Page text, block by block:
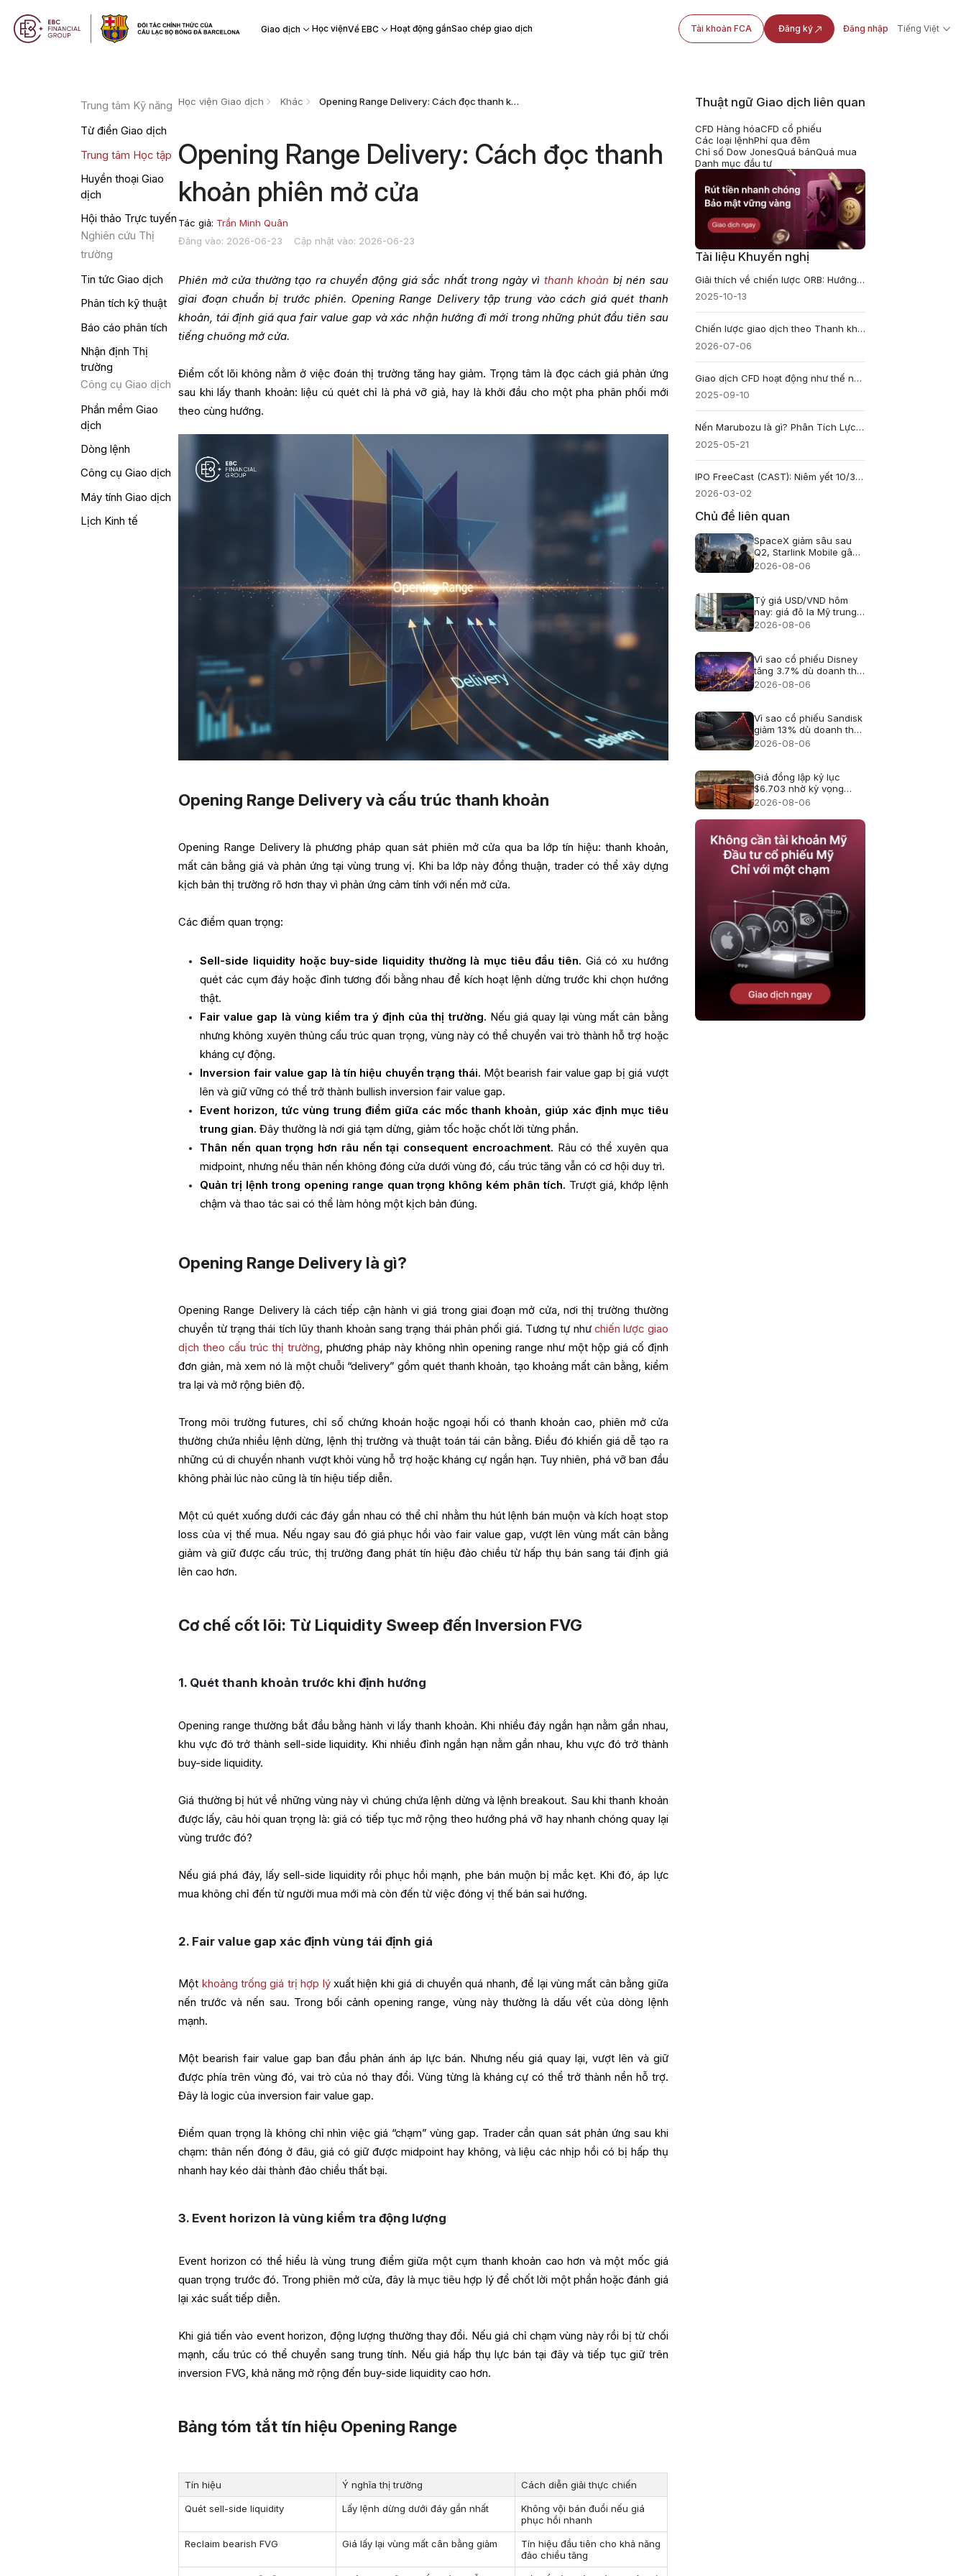
Giao dịch Học việnVề EBC Hoạt động gầnSao chép giao dịch Tài khoản FCA Đăng ký Đăng nhập Tiếng Việt
Trung tâm Kỹ năng
Từ điển Giao dịch
Trung tâm Học tập
Huyền thoại Giao
dịch
Hội thảo Trực tuyến
Nghiên cứu Thị
trường
Tin tức Giao dịch
Phân tích kỹ thuật
Báo cáo phân tích
Nhận định Thị
trường
Công cụ Giao dịch
Phần mềm Giao
dịch
Dòng lệnh
Công cụ Giao dịch
Máy tính Giao dịch
Lịch Kinh tế
Học viện Giao dịch Khác Opening Range Delivery: Cách đọc thanh khoản phiên mở cửa
Opening Range Delivery: Cách đọc thanh
khoản phiên mở cửa
Tác giả: Trần Minh Quân
Đăng vào: 2026-06-23
Cập nhật vào: 2026-06-23
Phiên mở cửa thường tạo ra chuyển động giá sắc nhất trong ngày vì thanh khoản bị nén sau
giai đoạn chuẩn bị trước phiên. Opening Range Delivery tập trung vào cách giá quét thanh
khoản, tái định giá qua fair value gap và xác nhận hướng đi mới trong những phút đầu tiên sau
tiếng chuông mở cửa.
Điểm cốt lõi không nằm ở việc đoán thị trường tăng hay giảm. Trọng tâm là đọc cách giá phản ứng
sau khi lấy thanh khoản: liệu cú quét chỉ là phá vỡ giả, hay là khởi đầu cho một pha phân phối mới
theo cùng hướng.
Opening Range Delivery và cấu trúc thanh khoản
Opening Range Delivery là phương pháp quan sát phiên mở cửa qua ba lớp tín hiệu: thanh khoản,
mất cân bằng giá và phản ứng tại vùng trung vị. Khi ba lớp này đồng thuận, trader có thể xây dựng
kịch bản thị trường rõ hơn thay vì phản ứng cảm tính với nến mở cửa.
Các điểm quan trọng:
Sell-side liquidity hoặc buy-side liquidity thường là mục tiêu đầu tiên. Giá có xu hướng
quét các cụm đáy hoặc đỉnh tương đối bằng nhau để kích hoạt lệnh dừng trước khi chọn hướng
thật.
Fair value gap là vùng kiểm tra ý định của thị trường. Nếu giá quay lại vùng mất cân bằng
nhưng không xuyên thủng cấu trúc quan trọng, vùng này có thể chuyển vai trò thành hỗ trợ hoặc
kháng cự động.
Inversion fair value gap là tín hiệu chuyển trạng thái. Một bearish fair value gap bị giá vượt
lên và giữ vững có thể trở thành bullish inversion fair value gap.
Event horizon, tức vùng trung điểm giữa các mốc thanh khoản, giúp xác định mục tiêu
trung gian. Đây thường là nơi giá tạm dừng, giảm tốc hoặc chốt lời từng phần.
Thân nến quan trọng hơn râu nến tại consequent encroachment. Râu có thể xuyên qua
midpoint, nhưng nếu thân nến không đóng cửa dưới vùng đó, cấu trúc tăng vẫn có cơ hội duy trì.
Quản trị lệnh trong opening range quan trọng không kém phân tích. Trượt giá, khớp lệnh
chậm và thao tác sai có thể làm hỏng một kịch bản đúng.
Opening Range Delivery là gì?
Opening Range Delivery là cách tiếp cận hành vi giá trong giai đoạn mở cửa, nơi thị trường thường
chuyển từ trạng thái tích lũy thanh khoản sang trạng thái phân phối giá. Tương tự như chiến lược giao
dịch theo cấu trúc thị trường, phương pháp này không nhìn opening range như một hộp giá cố định
đơn giản, mà xem nó là một chuỗi “delivery” gồm quét thanh khoản, tạo khoảng mất cân bằng, kiểm
tra lại và mở rộng biên độ.
Trong môi trường futures, chỉ số chứng khoán hoặc ngoại hối có thanh khoản cao, phiên mở cửa
thường chứa nhiều lệnh dừng, lệnh thị trường và thuật toán tái cân bằng. Điều đó khiến giá dễ tạo ra
những cú di chuyển nhanh vượt khỏi vùng hỗ trợ hoặc kháng cự ngắn hạn. Tuy nhiên, phá vỡ ban đầu
không phải lúc nào cũng là tín hiệu tiếp diễn.
Một cú quét xuống dưới các đáy gần nhau có thể chỉ nhằm thu hút lệnh bán muộn và kích hoạt stop
loss của vị thế mua. Nếu ngay sau đó giá phục hồi vào fair value gap, vượt lên vùng mất cân bằng
giảm và giữ được cấu trúc, thị trường đang phát tín hiệu đảo chiều từ hấp thụ bán sang tái định giá
lên cao hơn.
Cơ chế cốt lõi: Từ Liquidity Sweep đến Inversion FVG
1. Quét thanh khoản trước khi định hướng
Opening range thường bắt đầu bằng hành vi lấy thanh khoản. Khi nhiều đáy ngắn hạn nằm gần nhau,
khu vực đó trở thành sell-side liquidity. Khi nhiều đỉnh ngắn hạn nằm gần nhau, khu vực đó trở thành
buy-side liquidity.
Giá thường bị hút về những vùng này vì chúng chứa lệnh dừng và lệnh breakout. Sau khi thanh khoản
được lấy, câu hỏi quan trọng là: giá có tiếp tục mở rộng theo hướng phá vỡ hay nhanh chóng quay lại
vùng trước đó?
Nếu giá phá đáy, lấy sell-side liquidity rồi phục hồi mạnh, phe bán muộn bị mắc kẹt. Khi đó, áp lực
mua không chỉ đến từ người mua mới mà còn đến từ việc đóng vị thế bán sai hướng.
2. Fair value gap xác định vùng tái định giá
Một khoảng trống giá trị hợp lýxuất hiện khi giá di chuyển quá nhanh, để lại vùng mất cân bằng giữa
nến trước và nến sau. Trong bối cảnh opening range, vùng này thường là dấu vết của dòng lệnh
mạnh.
Một bearish fair value gap ban đầu phản ánh áp lực bán. Nhưng nếu giá quay lại, vượt lên và giữ
được phía trên vùng đó, vai trò của nó thay đổi. Vùng từng là kháng cự có thể trở thành nền hỗ trợ.
Đây là logic của inversion fair value gap.
Điểm quan trọng là không chỉ nhìn việc giá “chạm” vùng gap. Trader cần quan sát phản ứng sau khi
chạm: thân nến đóng ở đâu, giá có giữ được midpoint hay không, và liệu các nhịp hồi có bị hấp thụ
nhanh hay kéo dài thành đảo chiều thất bại.
3. Event horizon là vùng kiểm tra động lượng
Event horizon có thể hiểu là vùng trung điểm giữa một cụm thanh khoản cao hơn và một mốc giá
quan trọng trước đó. Trong phiên mở cửa, đây là mục tiêu hợp lý để chốt lời một phần hoặc đánh giá
lại xác suất tiếp diễn.
Khi giá tiến vào event horizon, động lượng thường thay đổi. Nếu giá chỉ chạm vùng này rồi bị từ chối
mạnh, cấu trúc có thể chuyển sang trung tính. Nếu giá hấp thụ lực bán tại đây và tiếp tục giữ trên
inversion FVG, khả năng mở rộng đến buy-side liquidity cao hơn.
Bảng tóm tắt tín hiệu Opening Range
Tín hiệu Ý nghĩa thị trường Cách diễn giải thực chiến
Quét sell-side liquidity Lấy lệnh dừng dưới đáy gần nhất
Không vội bán đuổi nếu giá
phục hồi nhanh
Reclaim bearish FVG Giá lấy lại vùng mất cân bằng giảm
Tín hiệu đầu tiên cho khả năng
đảo chiều tăng
Thuật ngữ Giao dịch liên quan
CFD Hàng hóaCFD cổ phiếu
Các loại lệnhPhí qua đêm
Chỉ số Dow JonesQuá bánQuá mua
Danh mục đầu tư
Tài liệu Khuyến nghị
Giải thích về chiến lược ORB: Hướng dẫn đơn giản cho người mới bắt đầu
2025-10-13
Chiến lược giao dịch theo Thanh khoản: Khung giờ và Điểm hút giá
2026-07-06
Giao dịch CFD hoạt động như thế nào? Bí quyết kiếm lời từ tài sản phái sinh
2025-09-10
Nến Marubozu là gì? Phân Tích Lực Nến, Bullish & Bearish
2025-05-21
IPO FreeCast (CAST): Niêm yết 10/3/2026, Giá dự kiến & Định giá
2026-03-02
Chủ đề liên quan
SpaceX giảm sâu sau
Q2, Starlink Mobile gây
áp lực lên viễn thông Mỹ
2026-08-06
Tỷ giá USD/VND hôm
nay: giá đô la Mỹ trung
tâm lên 25.433, USD
2026-08-06
Vì sao cổ phiếu Disney
tăng 3.7% dù doanh thu
hụt kỳ vọng?
2026-08-06
Vì sao cổ phiếu Sandisk
giảm 13% dù doanh thu
kỷ lục?
2026-08-06
Giá đồng lập kỷ lục
$6.703 nhờ kỳ vọng
thuế quan
2026-08-06